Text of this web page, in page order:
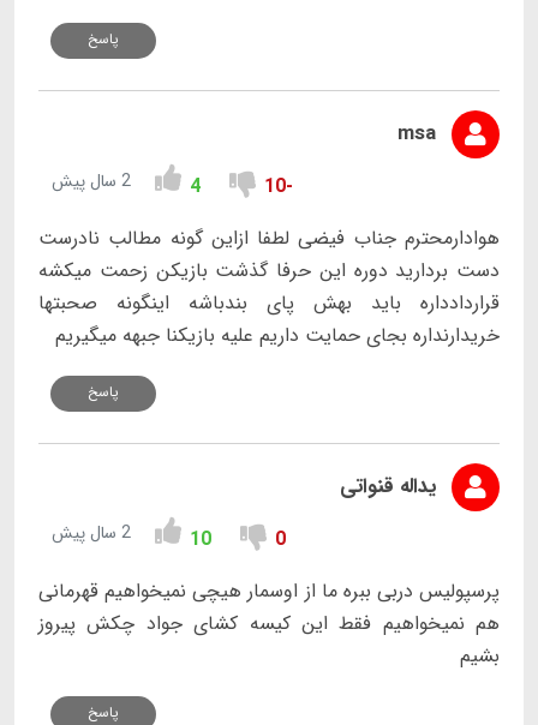
پاسخ
msa
-10
4 2 سال پیش
هوادارمحترم جناب فیضی لطفا ازاین گونه مطالب نادرست
دست بردارید دوره این حرفا گذشت بازیکن زحمت میکشه
قراردادداره باید بهش پای بندباشه اینگونه صحبتها
خریدارنداره بجای حمایت داریم علیه بازیکنا جبهه میگیریم
پاسخ
یداله قنواتی
0
10 2 سال پیش
پرسپولیس دربی ببره ما از اوسمار هیچی نمیخواهیم قهرمانی
هم نمیخواهیم فقط این کیسه کشای جواد چکش پیروز
بشیم
پاسخ